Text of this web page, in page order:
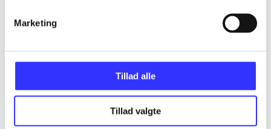
Marketing
Tillad alle
Tillad valgte
Artikler